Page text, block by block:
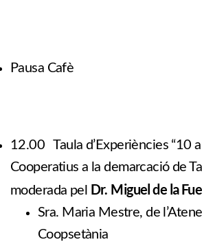
Pausa Cafè
12.00 Taula d’Experiències “10
Cooperatius a la demarcació de
moderada pel Dr. Miguel de la
Sra. Maria Mestre, de
Coopsetània